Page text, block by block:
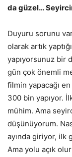
da güzel…
Duyuru sorunu
olarak artık
yapıyorsunuz bir
gün çok önemli
filmin yapacağı
300 bin yapıyor.
mühim. Ama
düşünüyorum.
ayında giriyor, ilk
Ama yolu açık